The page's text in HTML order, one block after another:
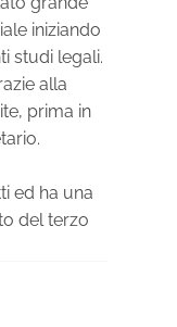
iniziando
studi legali.
alla
prima in
ed ha una
del terzo